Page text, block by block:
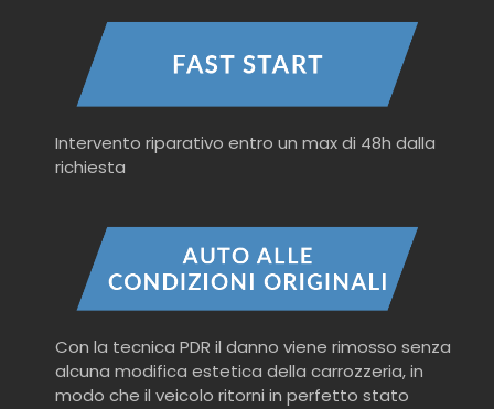
Intervento riparativo entro un max di 48h dalla
richiesta
Con la tecnica PDR il danno viene rimosso senza
alcuna modifica estetica della carrozzeria, in
modo che il veicolo ritorni in perfetto stato